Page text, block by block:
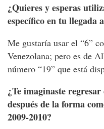
¿Quieres y esperas
específico en tu llegada
Me gustaría usar el “6”
Venezolana; pero es de
número “19” que está
¿Te imaginaste
después de la forma
2009-2010?